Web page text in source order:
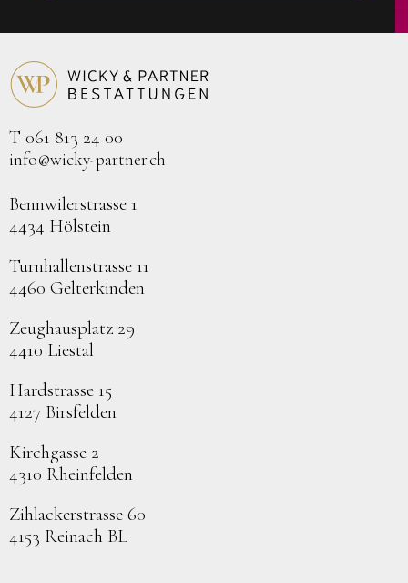
T 061 813 24 00
info@wicky-partner.ch
Bennwilerstrasse 1
4434 Hölstein
Turnhallenstrasse 11
4460 Gelterkinden
Zeughausplatz 29
4410 Liestal
Hardstrasse 15
4127 Birsfelden
Kirchgasse 2
4310 Rheinfelden
Zihlackerstrasse 60
4153 Reinach BL